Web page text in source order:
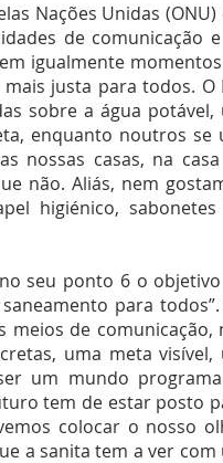
Nações Unidas (ONU)
de comunicação
igualmente
justa para todos. O
sobre a água potável,
enquanto noutros se
nossas casas, na
não. Aliás, nem
higiénico,
seu ponto 6 o
para todos”.
meios de comunicação,
uma meta visível,
um mundo
tem de estar posto
colocar o nosso
a sanita tem a ver com